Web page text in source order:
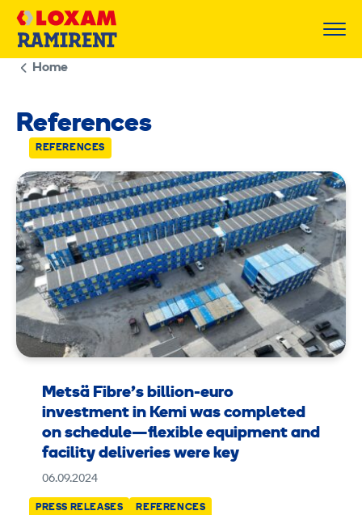
Skip
Home
References
Metsä Fibre’s billion-euro
investment in Kemi was completed
on schedule—flexible equipment and
facility deliveries were key
06.09.2024
REFERENCES
PRESS RELEASES REFERENCES